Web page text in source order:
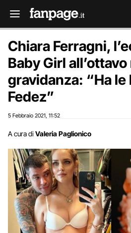
Chiara Ferragni,
Baby Girl
gravidanza: “Ha le
Fedez”
5 Febbraio 2021 11:52
A cura di Valeria Paglionico